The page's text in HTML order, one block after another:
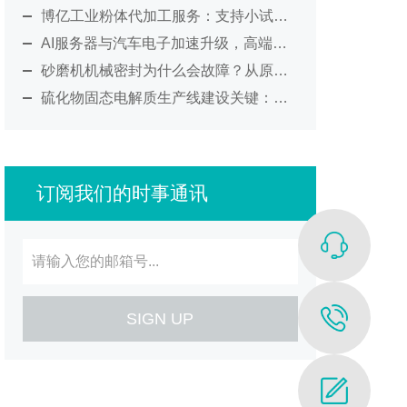
博亿工业粉体代加工服务：支持小试验证、纳米研磨及工艺放大
AI服务器与汽车电子加速升级，高端MLCC材料制造迎来新考验
砂磨机机械密封为什么会故障？从原理到维护全面解析
硫化物固态电解质生产线建设关键：从环境控制到工艺集成的系统化解决方案
订阅我们的时事通讯
SIGN UP